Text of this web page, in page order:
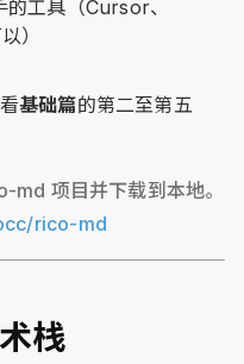
工具（Cursor、
）
基础篇的第二至第五
项目并下载到本地。
rico-md
栈